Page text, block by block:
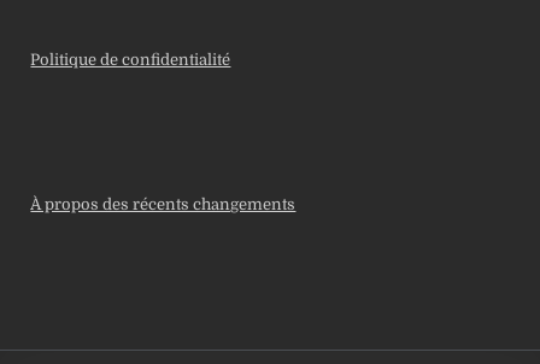
Politique de confidentialité
À propos des récents changements